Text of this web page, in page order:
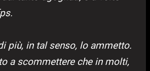
più, in tal senso, lo ammetto.
a scommettere che in molti,